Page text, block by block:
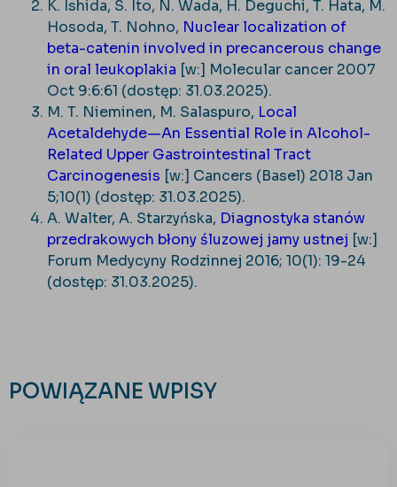
K. Ishida, S. Ito, N. Wada, H. Deguchi, T. Hata, M.
Hosoda, T. Nohno, Nuclear localization of
beta-catenin involved in precancerous change
in oral leukoplakia [w:] Molecular cancer 2007
Oct 9:6:61 (dostęp: 31.03.2025).
M. T. Nieminen, M. Salaspuro, Local
Acetaldehyde—An Essential Role in Alcohol-
Related Upper Gastrointestinal Tract
Carcinogenesis [w:] Cancers (Basel) 2018 Jan
5;10(1) (dostęp: 31.03.2025).
A. Walter, A. Starzyńska, Diagnostyka stanów
przedrakowych błony śluzowej jamy ustnej [w:]
Forum Medycyny Rodzinnej 2016; 10(1): 19-24
(dostęp: 31.03.2025).
POWIĄZANE WPISY